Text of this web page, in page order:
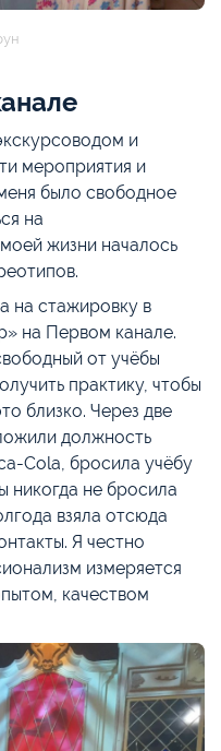
и
мероприятия и
было свободное
на
жизни началось
на стажировку в
на Первом канале.
от учёбы
практику, чтобы
близко. Через две
должность
Cola, бросила учёбу
никогда не бросила
взяла отсюда
Я честно
измеряется
качеством